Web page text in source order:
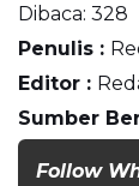
Dibaca: 328
Penulis :
Editor :
Sumber
Follow